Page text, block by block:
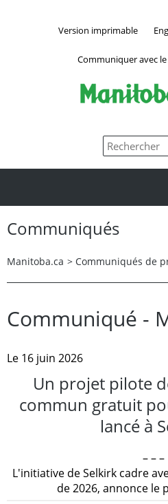
Version imprimable
Communiquer avec
Communiqués
Manitoba.ca > Communiqués de
Communiqué -
Le 16 juin 2026
Un projet pilote
commun gratuit
lancé à
– – –
L'initiative de Selkirk cadre
de 2026, annonce le